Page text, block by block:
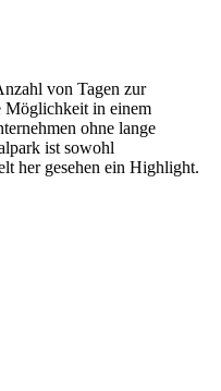
von Tagen zur
Möglichkeit in einem
ohne lange
ist sowohl
her gesehen ein Highlight.